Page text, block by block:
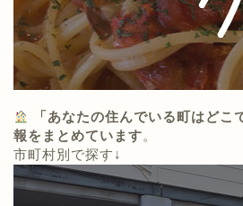
「あなたの住んでいる町はどこ
報をまとめています。
市町村別で探す↓